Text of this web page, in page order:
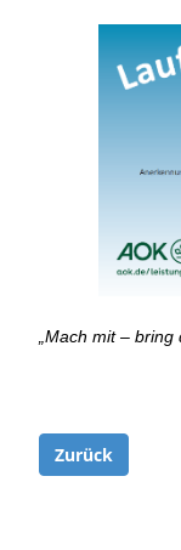
„Mach mit –
Zurück